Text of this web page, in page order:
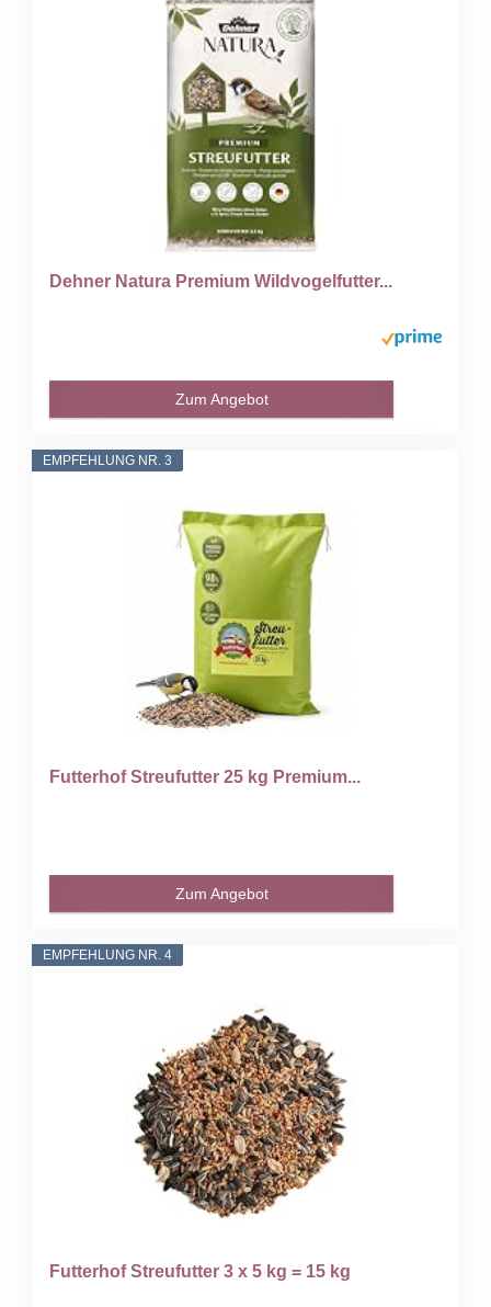
Dehner Natura Premium Wildvogelfutter...
Zum Angebot
EMPFEHLUNG NR. 3
Futterhof Streufutter 25 kg Premium...
Zum Angebot
EMPFEHLUNG NR. 4
Futterhof Streufutter 3 x 5 kg = 15 kg